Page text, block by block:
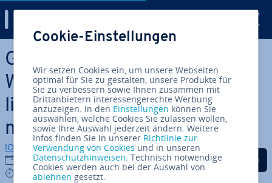
Zum Haupt­in­halt springen
Google Analytics in
WordPress einbinden: Mög­
lich­kei­ten und Da­ten­schutz­
maß­nah­men
IONOS Redaktion
30.11.2022
6 mins
Auf Facebook teilen
Auf Twitter teilen
Auf LinkedIn
Cookie-Einstellungen
Wir setzen Cookies ein, um unsere Webseiten
optimal für Sie zu gestalten, unsere Produkte für
Sie zu verbessern sowie Ihnen zusammen mit
Drittanbietern interessengerechte Werbung
anzuzeigen. In den Einstellungen können Sie
auswählen, welche Cookies Sie zulassen wollen,
sowie Ihre Auswahl jederzeit ändern. Weitere
Infos finden Sie in unserer Richtlinie zur
Verwendung von Cookies und in unseren
Datenschutzhinweisen. Technisch notwendige
Cookies werden auch bei der Auswahl von
ablehnen gesetzt.